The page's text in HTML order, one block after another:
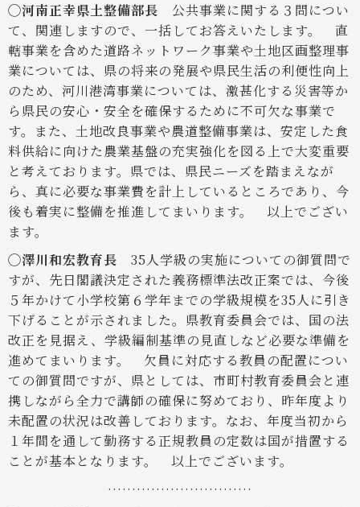
◯河南正幸県土整備部長 公共事業に関する３問につい
て、関連しますので、一括してお答えいたします。
直
轄事業を含めた道路ネットワーク事業や土地区画整理事
業については、県の将来の発展や県民生活の利便性向上
のため、河川港湾事業については、激甚化する災害等か
ら県民の安心・安全を確保するために不可欠な事業で
す。また、土地改良事業や農道整備事業は、安定した食
料供給に向けた農業基盤の充実強化を図る上で大変重要
と考えております。県では、県民ニーズを踏まえなが
ら、真に必要な事業費を計上しているところであり、今
後も着実に整備を推進してまいります。
以上でござい
ます。
◯澤川和宏教育長 35人学級の実施についての御質問で
すが、先日閣議決定された義務標準法改正案では、今後
５年かけて小学校第６学年までの学級規模を35人に引き
下げることが示されました。県教育委員会では、国の法
改正を見据え、学級編制基準の見直しなど必要な準備を
進めてまいります。
欠員に対応する教員の配置につい
ての御質問ですが、県としては、市町村教育委員会と連
携しながら全力で講師の確保に努めており、昨年度より
未配置の状況は改善しております。なお、年度当初から
１年間を通して勤務する正規教員の定数は国が措置する
ことが基本となります。
以上でございます。
…………………………